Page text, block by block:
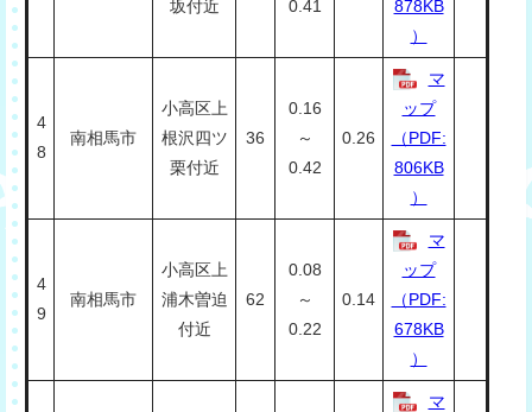
坂付近 0.41
878KB
）
4
8
南相馬市
小高区上
根沢四ツ
栗付近
36
0.16
～
0.42
0.26
マ
ップ
（PDF:
806KB
）
4
9
南相馬市
小高区上
浦木曽迫
付近
62
0.08
～
0.22
0.14
マ
ップ
（PDF:
678KB
）
マ